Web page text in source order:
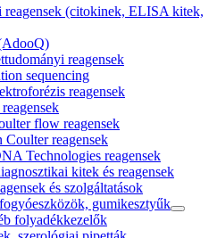
reagensek (citokinek, ELISA kitek,
reagensek
sequencing
reagensek
flow reagensek
reagensek
Technologies reagensek
kitek és reagensek
és szolgáltatások
gumikesztyűk
folyadékkezelők